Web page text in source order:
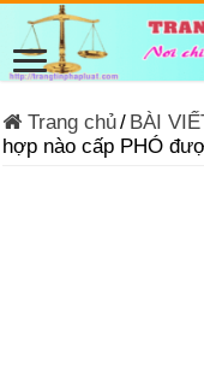
Trang chủ/ BÀI
hợp nào cấp PHÓ